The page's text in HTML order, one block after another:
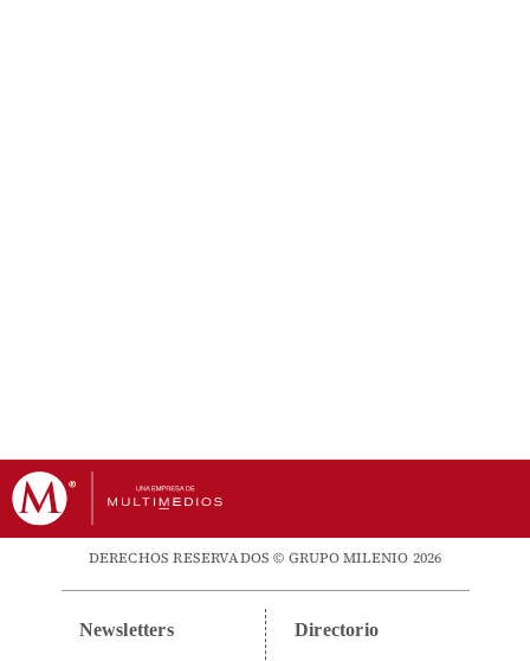
DERECHOS RESERVADOS © GRUPO MILENIO 2026
Newsletters Directorio